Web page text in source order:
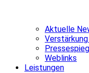
Aktuelle
Weblinks
Leistungen